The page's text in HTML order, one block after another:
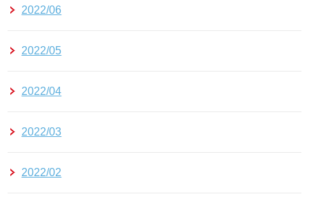
2022/06
2022/05
2022/04
2022/03
2022/02